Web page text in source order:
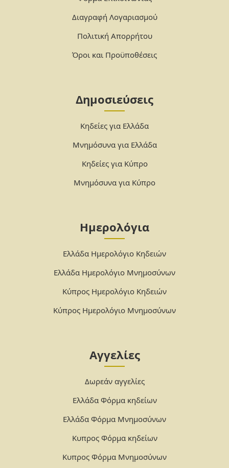
Διαγραφή Λογαριασμού
Πολιτική Απορρήτου
Όροι και Προϋποθέσεις
Δημοσιεύσεις
Κηδείες για Ελλάδα
Μνημόσυνα για Ελλάδα
Κηδείες για Κύπρο
Μνημόσυνα για Κύπρο
Ημερολόγια
Ελλάδα Ημερολόγιο Κηδειών
Ελλάδα Ημερολόγιο Μνημοσύνων
Κύπρος Ημερολόγιο Κηδειών
Κύπρος Ημερολόγιο Μνημοσύνων
Αγγελίες
Δωρεάν αγγελίες
Ελλάδα Φόρμα κηδείων
Ελλάδα Φόρμα Μνημοσύνων
Κυπρος Φόρμα κηδείων
Κυπρος Φόρμα Μνημοσύνων